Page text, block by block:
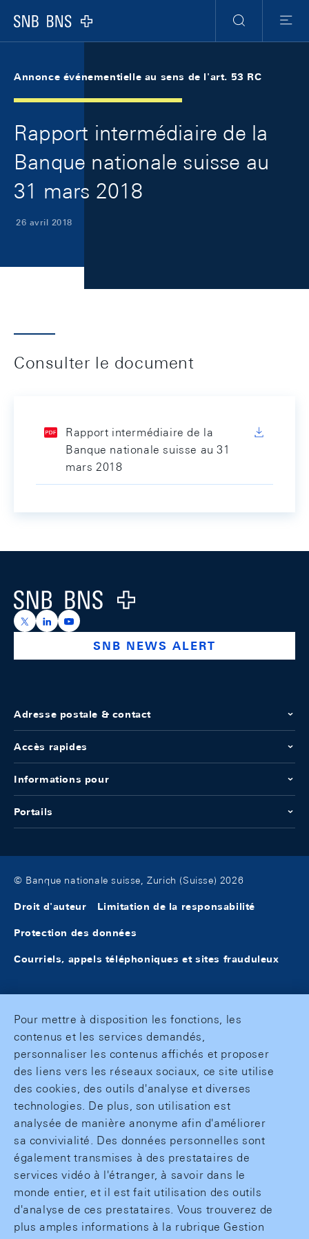
Logo
RechercheMenu
Annonce événementielle au sens de l'art. 53 RC
Rapport intermédiaire de la
Banque nationale suisse au
31 mars 2018
26 avril 2018
Consulter le document
Rapport intermédiaire de la
Banque nationale suisse au 31
mars 2018
Logo
https://x.com/snb_bns
https://ch.linkedin.com/company/swiss-national-
https://www.youtube.com/@swissnationalbank
SNB NEWS ALERT
Adresse postale & contact
Accès rapides
Informations pour
Portails
© Banque nationale suisse, Zurich (Suisse) 2026
Droit d'auteur Limitation de la responsabilité
Protection des données
Courriels, appels téléphoniques et sites frauduleux
Pour mettre à disposition les fonctions, les
contenus et les services demandés,
personnaliser les contenus affichés et proposer
des liens vers les réseaux sociaux, ce site utilise
des cookies, des outils d'analyse et diverses
technologies. De plus, son utilisation est
analysée de manière anonyme afin d'améliorer
sa convivialité. Des données personnelles sont
également transmises à des prestataires de
services vidéo à l'étranger, à savoir dans le
monde entier, et il est fait utilisation des outils
d'analyse de ces prestataires. Vous trouverez de
plus amples informations à la rubrique Gestion